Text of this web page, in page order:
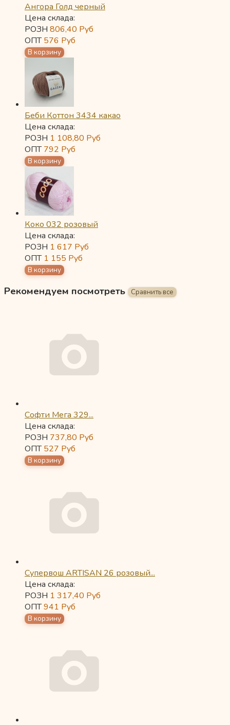
Ангора Голд черный
Цена склада:
РОЗН 806,40 Руб
ОПТ576 Руб
Беби Коттон 3434 какао
Цена склада:
РОЗН 1 108,80 Руб
ОПТ792 Руб
Коко 032 розовый
Цена склада:
РОЗН 1 617 Руб
ОПТ 1 155 Руб
Рекомендуем посмотреть
Софти Мега 329...
Цена склада:
РОЗН 737,80 Руб
ОПТ527 Руб
Супервош ARTISAN 26 розовый...
Цена склада:
РОЗН 1 317,40 Руб
ОПТ941 Руб